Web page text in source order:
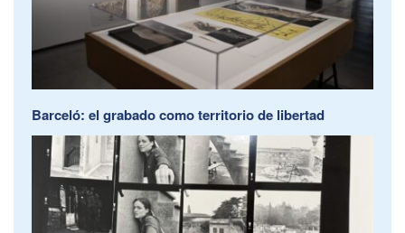
Barceló: el grabado como territorio de libertad